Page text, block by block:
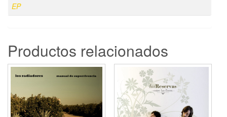
EP
Productos relacionados